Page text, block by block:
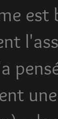
est